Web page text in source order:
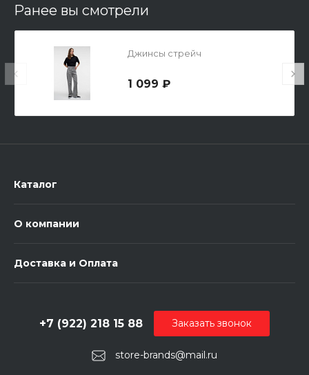
Ранее вы смотрели
Джинсы стрейч
1 099 ₽
Каталог
О компании
Доставка и Оплата
store-brands@mail.ru
+7 (922) 218 15 88 Заказать звонок